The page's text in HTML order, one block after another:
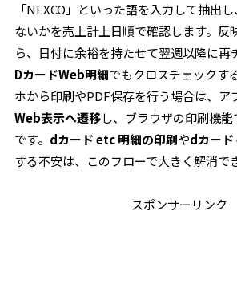
「NEXCO」といった語を入力して抽出
ないかを売上計上日順で確認します。反
ら、日付に余裕を持たせて翌週以降に再
DカードWeb明細でもクロスチェックす
ホから印刷やPDF保存を行う場合は、ア
Web表示へ遷移し、ブラウザの印刷機
です。 dカード etc 明細の印刷やdカー
する不安は、このフローで大きく解消で
スポンサーリンク